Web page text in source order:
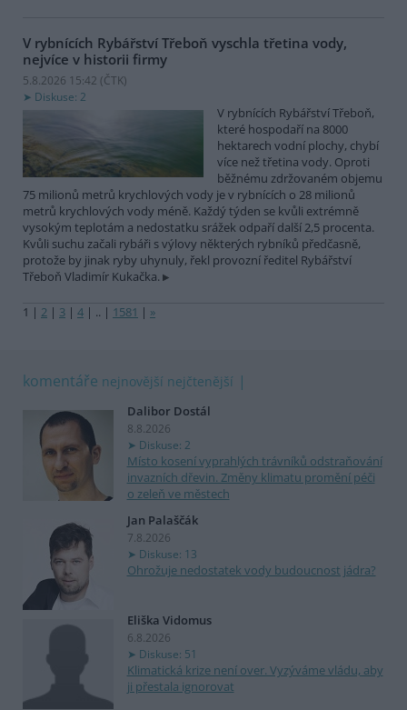
V rybnících Rybářství Třeboň vyschla třetina vody,
nejvíce v historii firmy
5.8.2026 15:42 (ČTK)
Diskuse: 2
V rybnících Rybářství Třeboň,
které hospodaří na 8000
hektarech vodní plochy, chybí
více než třetina vody. Oproti
běžnému zdržovaném objemu
75 milionů metrů krychlových vody je v rybnících o 28 milionů
metrů krychlových vody méně. Každý týden se kvůli extrémně
vysokým teplotám a nedostatku srážek odpaří další 2,5 procenta.
Kvůli suchu začali rybáři s výlovy některých rybníků předčasně,
protože by jinak ryby uhynuly, řekl provozní ředitel Rybářství
Třeboň Vladimír Kukačka.
1 | 2 | 3 | 4 | .. | 1581 | »
komentáře nejnovější nejčtenější
Dalibor Dostál
8.8.2026
Diskuse: 2
Místo kosení vyprahlých trávníků odstraňování
invazních dřevin. Změny klimatu promění péči
o zeleň ve městech
Jan Palaščák
7.8.2026
Diskuse: 13
Ohrožuje nedostatek vody budoucnost jádra?
Eliška Vidomus
6.8.2026
Diskuse: 51
Klimatická krize není over. Vyzýváme vládu, aby
ji přestala ignorovat